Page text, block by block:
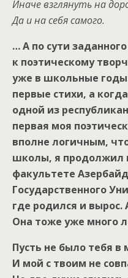
Иначе взглянуть на
Да и на себя самого.
… А по сути
к поэтическому
уже в школьные
первые стихи, а
одной из
первая моя
вполне логичным,
школы, я продолжил
факультете
Государственного
где родился и
Она тоже уже много
Пусть не было тебя в
И мой с твоим не